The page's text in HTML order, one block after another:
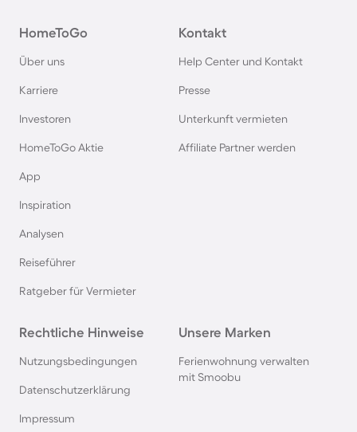
HomeToGo
Über uns
Karriere
Investoren
HomeToGo Aktie
App
Inspiration
Analysen
Reiseführer
Ratgeber für Vermieter
Kontakt
Help Center und Kontakt
Presse
Unterkunft vermieten
Affiliate Partner werden
Rechtliche Hinweise
Nutzungsbedingungen
Datenschutzerklärung
Impressum
Unsere Marken
Ferienwohnung verwalten
mit Smoobu